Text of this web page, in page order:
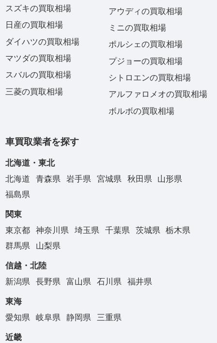
スズキの買取相場
日産の買取相場
ダイハツの買取相場
マツダの買取相場
スバルの買取相場
三菱の買取相場
アウディの買取相場
ミニの買取相場
ポルシェの買取相場
プジョーの買取相場
シトロエンの買取相場
アルファロメオの買取相場
ボルボの買取相場
車買取業者を探す
北海道・東北
北海道
青森県 岩手県 宮城県 秋田県
山形県
福島県
関東
東京都
神奈川県 埼玉県 千葉県 茨城県
栃木県
群馬県
山梨県
信越・北陸
新潟県
長野県 富山県 石川県 福井県
東海
愛知県
岐阜県 静岡県 三重県
近畿